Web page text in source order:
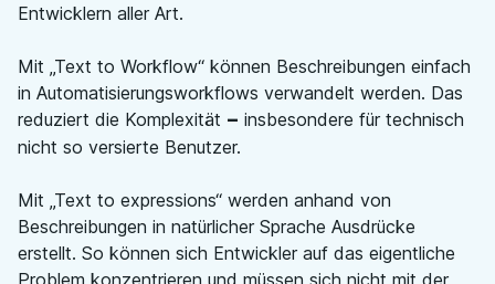
Entwicklern aller Art.
Mit „Text to Workflow“ können Beschreibungen einfach
in Automatisierungsworkflows verwandelt werden. Das
reduziert die Komplexität – insbesondere für technisch
nicht so versierte Benutzer.
Mit „Text to expressions“ werden anhand von
Beschreibungen in natürlicher Sprache Ausdrücke
erstellt. So können sich Entwickler auf das eigentliche
Problem konzentrieren und müssen sich nicht mit der